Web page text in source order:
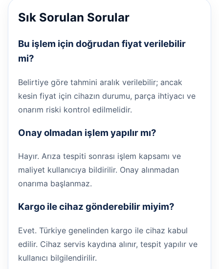
Sık Sorulan Sorular
Bu işlem için doğrudan fiyat verilebilir
mi?
Belirtiye göre tahmini aralık verilebilir; ancak
kesin fiyat için cihazın durumu, parça ihtiyacı ve
onarım riski kontrol edilmelidir.
Onay olmadan işlem yapılır mı?
Hayır. Arıza tespiti sonrası işlem kapsamı ve
maliyet kullanıcıya bildirilir. Onay alınmadan
onarıma başlanmaz.
Kargo ile cihaz gönderebilir miyim?
Evet. Türkiye genelinden kargo ile cihaz kabul
edilir. Cihaz servis kaydına alınır, tespit yapılır ve
kullanıcı bilgilendirilir.